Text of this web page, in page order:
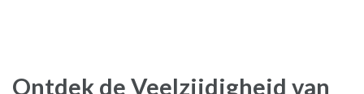
Ontdek de Veelzijdigheid van